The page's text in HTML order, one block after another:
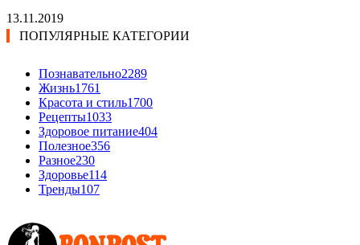
13.11.2019
ПОПУЛЯРНЫЕ КАТЕГОРИИ
Познавательно2289
Жизнь1761
Красота и стиль1700
Рецепты1033
Здоровое питание404
Полезное356
Разное230
Здоровье114
Тренды107